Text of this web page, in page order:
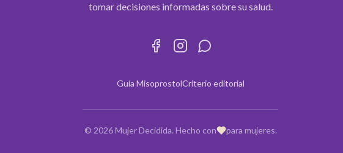
tomar decisiones informadas sobre su salud.
Guía MisoprostolCriterio editorial
© 2026Mujer Decidida. Hecho con para mujeres.